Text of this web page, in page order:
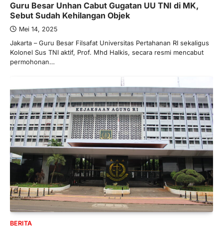
Guru Besar Unhan Cabut Gugatan UU TNI di MK,
Sebut Sudah Kehilangan Objek
Mei 14, 2025
Jakarta – Guru Besar Filsafat Universitas Pertahanan RI sekaligus
Kolonel Sus TNI aktif, Prof. Mhd Halkis, secara resmi mencabut
permohonan…
BERITA